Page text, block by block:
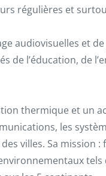
régulières et
audiovisuelles et
l’éducation, de
thermique et un
les
villes. Sa